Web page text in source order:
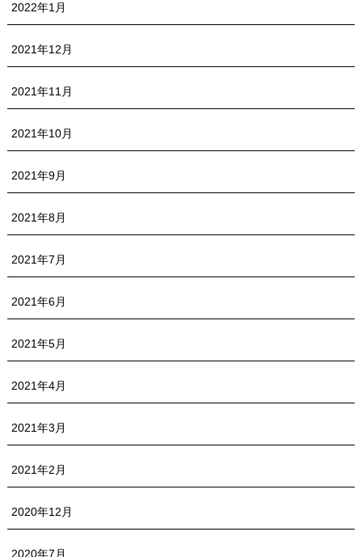
2022年1月
2021年12月
2021年11月
2021年10月
2021年9月
2021年8月
2021年7月
2021年6月
2021年5月
2021年4月
2021年3月
2021年2月
2020年12月
2020年7月